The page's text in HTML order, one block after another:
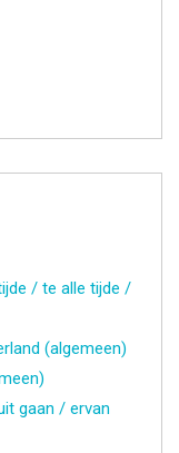
/ te alle tijde /
(algemeen)
gaan / ervan